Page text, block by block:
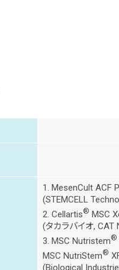
1. MesenCult ACF
(STEMCELL
2. Cellartis® MSC
(タカラバイオ, CAT
3. MSC Nutristem®
MSC NutriStem®
(Biological